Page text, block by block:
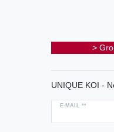
>
UNIQUE KOI -
E-MAIL **